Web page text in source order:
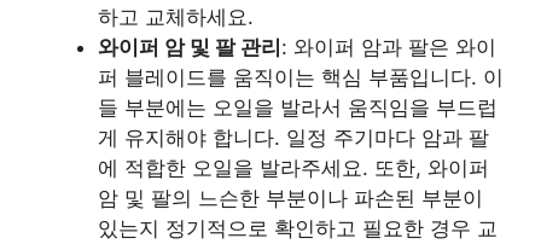
하고 교체하세요.
와이퍼 암 및 팔 관리: 와이퍼 암과 팔은 와이
퍼 블레이드를 움직이는 핵심 부품입니다. 이
들 부분에는 오일을 발라서 움직임을 부드럽
게 유지해야 합니다. 일정 주기마다 암과 팔
에 적합한 오일을 발라주세요. 또한, 와이퍼
암 및 팔의 느슨한 부분이나 파손된 부분이
있는지 정기적으로 확인하고 필요한 경우 교